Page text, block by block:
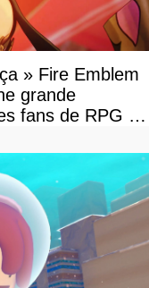
» Fire Emblem
grande
fans de RPG en